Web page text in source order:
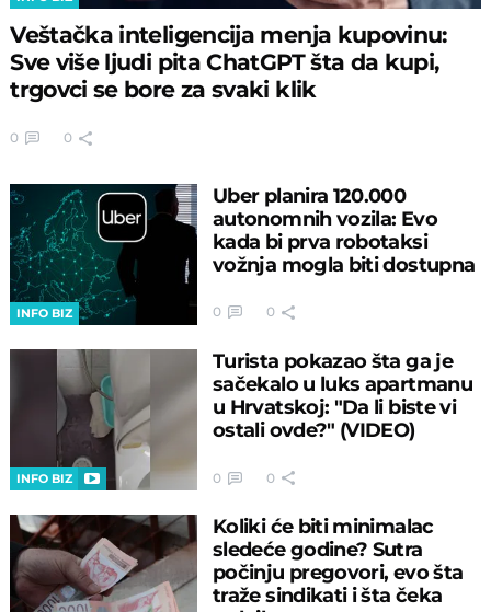
Veštačka inteligencija menja kupovinu:
Sve više ljudi pita ChatGPT šta da kupi,
trgovci se bore za svaki klik
0 0
INFO BIZ
Uber planira 120.000
autonomnih vozila: Evo
kada bi prva robotaksi
vožnja mogla biti dostupna
0 0
INFO BIZ
Turista pokazao šta ga je
sačekalo u luks apartmanu
u Hrvatskoj: "Da li biste vi
ostali ovde?" (VIDEO)
0 0
Koliki će biti minimalac
sledeće godine? Sutra
počinju pregovori, evo šta
traže sindikati i šta čeka